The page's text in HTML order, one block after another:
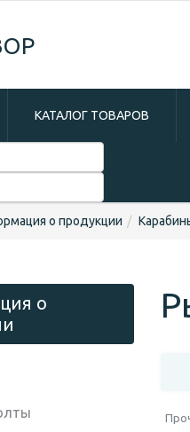
КАТАЛОГ ТОВАРОВ
о продукции
о